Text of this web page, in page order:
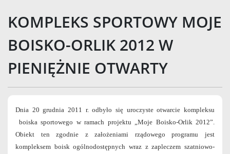
KOMPLEKS SPORTOWY MOJE
BOISKO-ORLIK 2012 W
PIENIĘŻNIE OTWARTY
Dnia 20 grudnia 2011 r. odbyło się uroczyste otwarcie kompleksu
boiska sportowego w ramach projektu „Moje Boisko-Orlik 2012”.
Obiekt ten zgodnie z założeniami rządowego programu jest
kompleksem boisk ogólnodostępnych wraz z zapleczem szatniowo-